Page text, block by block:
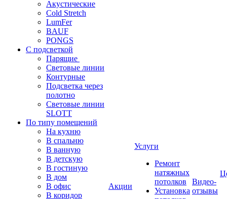
Акустические
Cold Stretch
LumFer
BAUF
PONGS
С подсветкой
Парящие
Световые линии
Контурные
Подсветка через
полотно
Световые линии
SLOTT
По типу помещений
На кухню
В спальню
В ванную
В детскую
В гостиную
В дом
В офис
В коридор
Акции
Услуги
Ремонт
натяжных
потолков
Установка
Видео-
отзывы